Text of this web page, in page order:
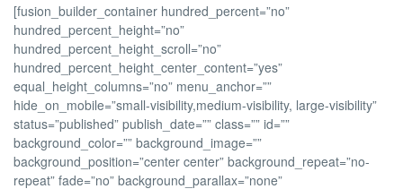
[fusion_builder_container hundred_percent=”no”
hundred_percent_height=”no”
hundred_percent_height_scroll=”no”
hundred_percent_height_center_content=”yes”
equal_height_columns=”no” menu_anchor=””
hide_on_mobile=”small-visibility,medium-visibility, large-visibility”
status=”published” publish_date=”” class=”” id=””
background_color=”” background_image=””
background_position=”center center” background_repeat=”no-
repeat” fade=”no” background_parallax=”none”